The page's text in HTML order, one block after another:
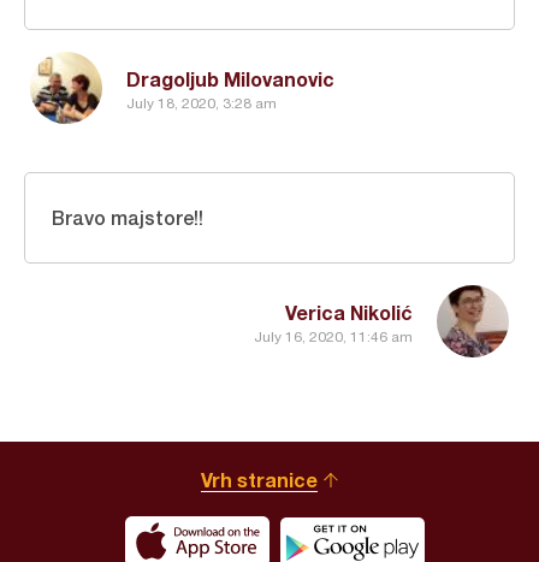
Dragoljub Milovanovic
July 18, 2020, 3:28 am
Verica Nikolić
July 16, 2020, 11:46 am
Bravo majstore!!
Vrh stranice